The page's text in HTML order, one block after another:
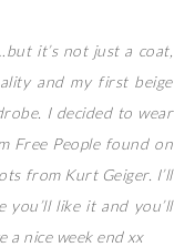
it’s not just a coat,
and my first beige
I decided to wear
Free People found on
from Kurt Geiger. I’ll
you’ll like it and you’ll
a nice week end xx